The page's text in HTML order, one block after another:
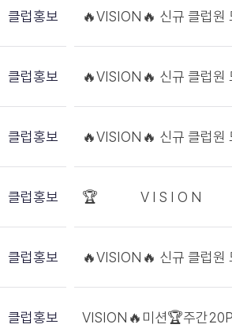
클럽홍보 🔥VISION🔥 신규 클럽원
클럽홍보 🔥VISION🔥 신규 클럽원
클럽홍보 🔥VISION🔥 신규 클럽원
클럽홍보 🏆 V I S I O
클럽홍보 🔥VISION🔥 신규 클럽원
클럽홍보 VISION🔥미션🏆주간